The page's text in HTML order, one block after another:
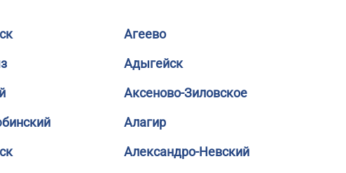
Агеево
Адыгейск
Аксеново-Зиловское
Алагир
Александро-Невский